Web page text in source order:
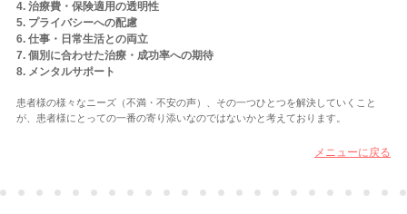
4. 治療費・保険適用の透明性
5. プライバシーへの配慮
6. 仕事・日常生活との両立
7. 個別に合わせた治療・成功率への期待
8. メンタルサポート
患者様の様々なニーズ（不満・不安の声）、その一つひとつを解決していくこと
が、患者様にとっての一番の寄り添いなのではないかと考えております。
メニューに戻る